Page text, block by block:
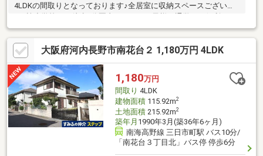
4LDKの間取りとなっております♪全居室に収納スペースございま
♪電動シャッターガレージがあり、お車2台駐車可能です♪空家に
つきいつでも内覧可能です♪ぜひお問合せお待ちしております
♪***※法２２条区域内、高さ制限１０ｍ、外壁後退１ｍ※附属建物
車庫面積：31.85m2※電動車庫高さ2.2m※駐車場は車種による※建
築基準法第２２条区域、外壁後退１ｍ、高さ制限１０ｍ
大阪府河内長野市南花台２ 1,180万円 4LDK
1,180万円
間取り 4LDK
建物面積115.92m2
土地面積215.92m2
築年月 1990年3月(築36年6ヶ月)
南海高野線 三日市町駅 バス10分/
「南花台３丁目北」バス停 停歩6分